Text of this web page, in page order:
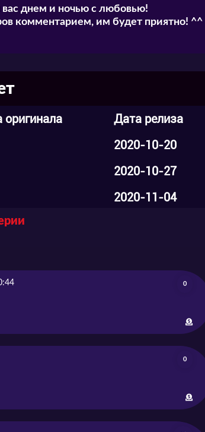
придумывать и создавать
и к чему приведет такое
любовь" можно в хорошем качестве
на нашем сайте. Также не
днем и ночью с любовью!
комментарием, им будет приятно! ^^
Дата релиза
2020-10-20
2020-10-27
2020-11-04
0
0